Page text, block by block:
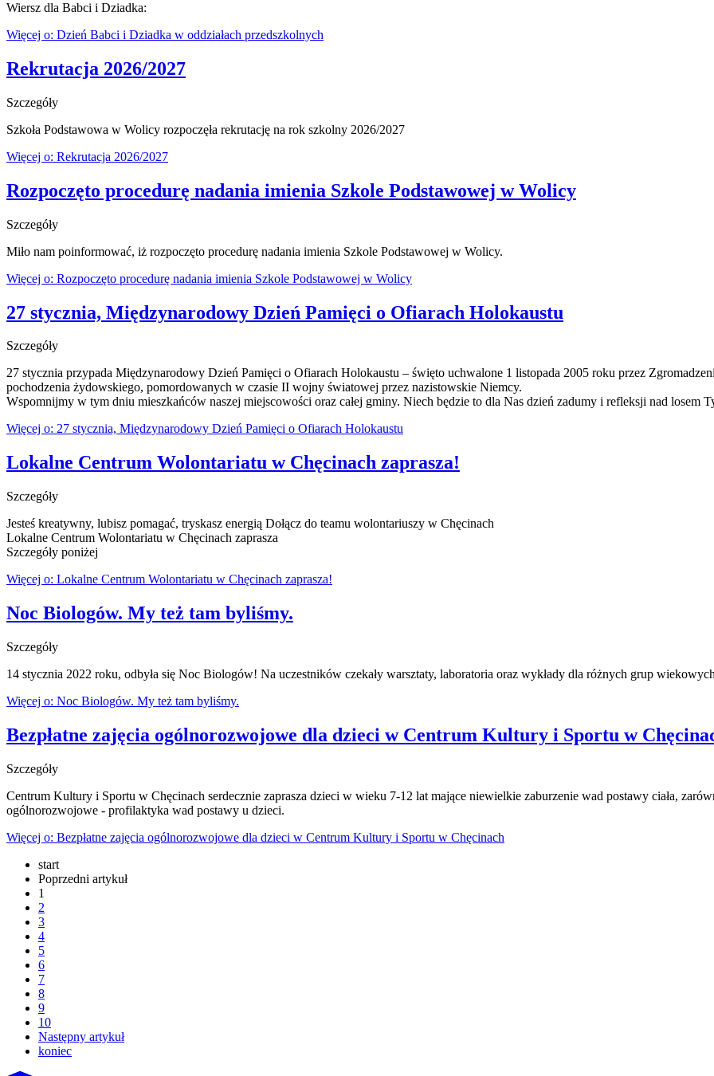
Wiersz dla Babci i Dziadka:
Więcej o: Dzień Babci i Dziadka w oddziałach przedszkolnych
Rekrutacja 2026/2027
Szczegóły
Szkoła Podstawowa w Wolicy rozpoczęła rekrutację na rok szkolny 2026/2027
Więcej o: Rekrutacja 2026/2027
Rozpoczęto procedurę nadania imienia Szkole Podstawowej w Wolicy
Szczegóły
Miło nam poinformować, iż rozpoczęto procedurę nadania imienia Szkole Podstawowej w Wolicy.
Więcej o: Rozpoczęto procedurę nadania imienia Szkole Podstawowej w Wolicy
27 stycznia, Międzynarodowy Dzień Pamięci o Ofiarach Holokaustu
Szczegóły
27 stycznia przypada Międzynarodowy Dzień Pamięci o Ofiarach Holokaustu – święto uchwalone 1 listopada 2005 roku przez
pochodzenia żydowskiego, pomordowanych w czasie II wojny światowej przez nazistowskie Niemcy.
Wspomnijmy w tym dniu mieszkańców naszej miejscowości oraz całej gminy. Niech będzie to dla Nas dzień zadumy i refleksji nad losem
Więcej o: 27 stycznia, Międzynarodowy Dzień Pamięci o Ofiarach Holokaustu
Lokalne Centrum Wolontariatu w Chęcinach zaprasza!
Szczegóły
Jesteś kreatywny, lubisz pomagać, tryskasz energią Dołącz do teamu wolontariuszy w Chęcinach
Lokalne Centrum Wolontariatu w Chęcinach zaprasza
Szczegóły poniżej
Więcej o: Lokalne Centrum Wolontariatu w Chęcinach zaprasza!
Noc Biologów. My też tam byliśmy.
Szczegóły
14 stycznia 2022 roku, odbyła się Noc Biologów! Na uczestników czekały warsztaty, laboratoria oraz wykłady dla różnych grup
Więcej o: Noc Biologów. My też tam byliśmy.
Bezpłatne zajęcia ogólnorozwojowe dla dzieci w Centrum Kultury i Sportu w
Szczegóły
Centrum Kultury i Sportu w Chęcinach serdecznie zaprasza dzieci w wieku 7-12 lat mające niewielkie zaburzenie wad postawy ciała,
ogólnorozwojowe - profilaktyka wad postawy u dzieci.
Więcej o: Bezpłatne zajęcia ogólnorozwojowe dla dzieci w Centrum Kultury i Sportu w Chęcinach
start
Poprzedni artykuł
1
2
3
4
5
6
7
8
9
10
Następny artykuł
koniec